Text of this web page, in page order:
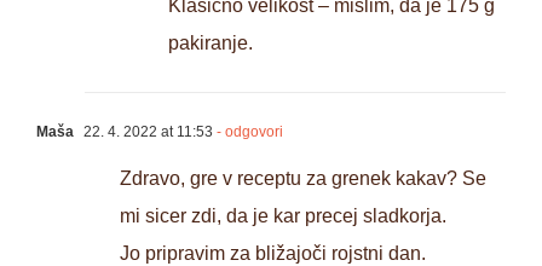
Klasično velikost – mislim, da je 175 g
pakiranje.
Maša 22. 4. 2022 at 11:53 - odgovori
Zdravo, gre v receptu za grenek kakav? Se
mi sicer zdi, da je kar precej sladkorja.
Jo pripravim za bližajoči rojstni dan.